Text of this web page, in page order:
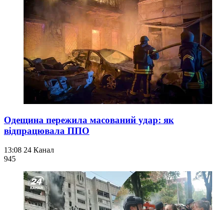
Одещина пережила масований удар: як
відпрацювала ППО
13:08 24 Канал
945